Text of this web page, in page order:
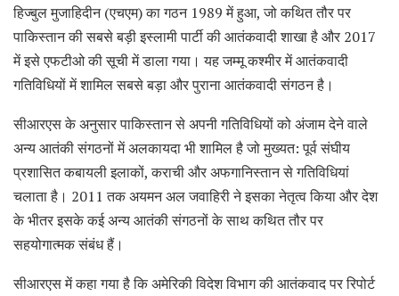
हिज्बुल मुजाहिदीन (एचएम) का गठन 1989 में हुआ, जो कथित तौर पर
पाकिस्तान की सबसे बड़ी इस्लामी पार्टी की आतंकवादी शाखा है और 2017
में इसे एफटीओ की सूची में डाला गया। यह जम्मू कश्मीर में आतंकवादी
गतिविधियों में शामिल सबसे बड़ा और पुराना आतंकवादी संगठन है।
सीआरएस के अनुसार पाकिस्तान से अपनी गतिविधियों को अंजाम देने वाले
अन्य आतंकी संगठनों में अलकायदा भी शामिल है जो मुख्यत: पूर्व संघीय
प्रशासित कबायली इलाकों, कराची और अफगानिस्तान से गतिविधियां
चलाता है। 2011 तक अयमन अल जवाहिरी ने इसका नेतृत्व किया और देश
के भीतर इसके कई अन्य आतंकी संगठनों के साथ कथित तौर पर
सहयोगात्मक संबंध हैं।
सीआरएस में कहा गया है कि अमेरिकी विदेश विभाग की आतंकवाद पर रिपोर्ट